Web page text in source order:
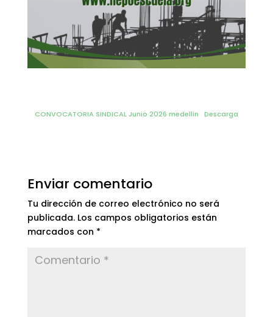
CONVOCATORIA SINDICAL Junio 2026 medellin Descarga
Enviar comentario
Tu dirección de correo electrónico no será
publicada. Los campos obligatorios están
marcados con *